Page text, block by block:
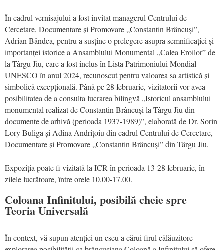
În cadrul vernisajului a fost invitat managerul Centrului de
Cercetare, Documentare și Promovare „Constantin Brâncuși”,
Adrian Bândea, pentru a susține o prelegere asupra semnificației și
importanței istorice a Ansamblului Monumental „Calea Eroilor” de
la Târgu Jiu, care a fost inclus în Lista Patrimoniului Mondial
UNESCO în anul 2024, recunoscut pentru valoarea sa artistică și
simbolică excepțională. Până pe 28 februarie, vizitatorii vor avea
posibilitatea de a consulta lucrarea bilingvă „Istoricul ansamblului
monumental realizat de Constantin Brâncuși la Târgu Jiu din
documente de arhivă (perioada 1937-1989)”, elaborată de Dr. Sorin
Lory Buliga și Adina Andriţoiu din cadrul Centrului de Cercetare,
Documentare și Promovare „Constantin Brâncuși” din Târgu Jiu.
Expoziția poate fi vizitată la ICR în perioada 13-28 februarie, în
zilele lucrătoare, între orele 10.00-17.00.
Coloana Infinitului, posibilă cheie spre
Teoria Universală
În context, vă supun atenției un eseu a cărui firul călăuzitore